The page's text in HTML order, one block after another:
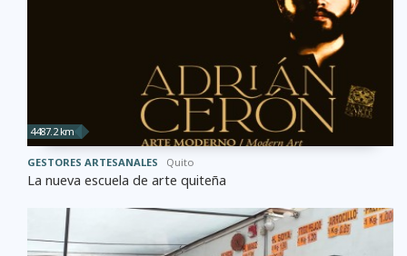
4487.2 km
GESTORES ARTESANALES Quito
La nueva escuela de arte quiteña